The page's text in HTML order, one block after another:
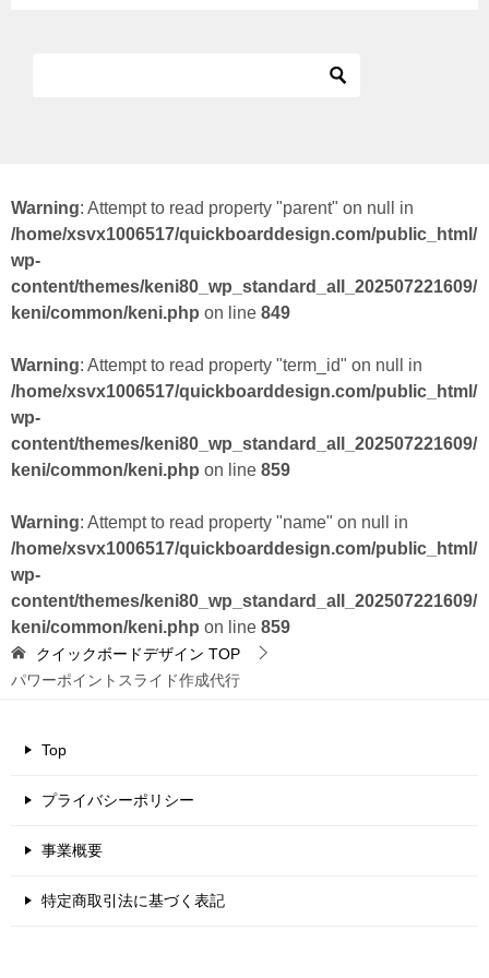
Warning: Attempt to read property "parent" on null in
/home/xsvx1006517/quickboarddesign.com/public_html/
wp-
content/themes/keni80_wp_standard_all_202507221609/
keni/common/keni.php on line 849
Warning: Attempt to read property "term_id" on null in
/home/xsvx1006517/quickboarddesign.com/public_html/
wp-
content/themes/keni80_wp_standard_all_202507221609/
keni/common/keni.php on line 859
Warning: Attempt to read property "name" on null in
/home/xsvx1006517/quickboarddesign.com/public_html/
wp-
content/themes/keni80_wp_standard_all_202507221609/
keni/common/keni.php on line 859
クイックボードデザイン TOP
パワーポイントスライド作成代行
Top
プライバシーポリシー
事業概要
特定商取引法に基づく表記